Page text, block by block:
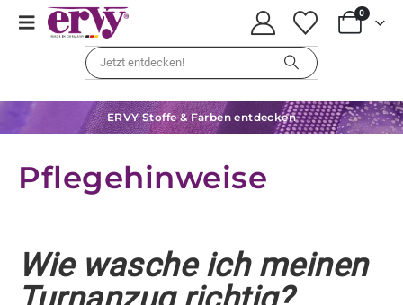
0
ERVY Stoffe & Farben entdecken
Pflegehinweise
Wie wasche ich meinen